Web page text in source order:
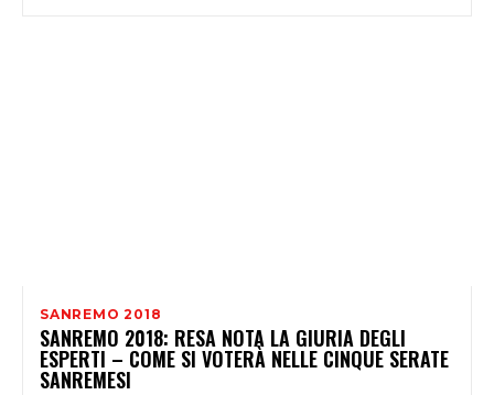
SANREMO 2018
SANREMO 2018: RESA NOTA LA GIURIA DEGLI
ESPERTI – COME SI VOTERÀ NELLE CINQUE SERATE
SANREMESI